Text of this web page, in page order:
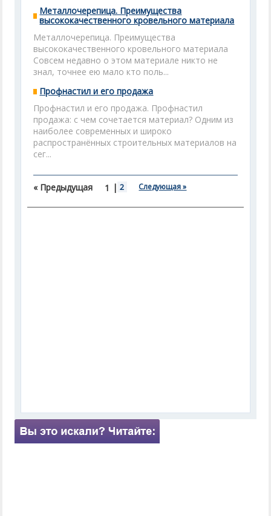
Металлочерепица. Преимущества
высококачественного кровельного материала
Металлочерепица. Преимущества
высококачественного кровельного материала
Совсем недавно о этом материале никто не
знал, точнее ею мало кто поль...
Профнастил и его продажа
Профнастил и его продажа. Профнастил
продажа: с чем сочетается материал? Одним из
наиболее современных и широко
распространённых строительных материалов на
сег...
« Предыдущая 1 | 2 Следующая »